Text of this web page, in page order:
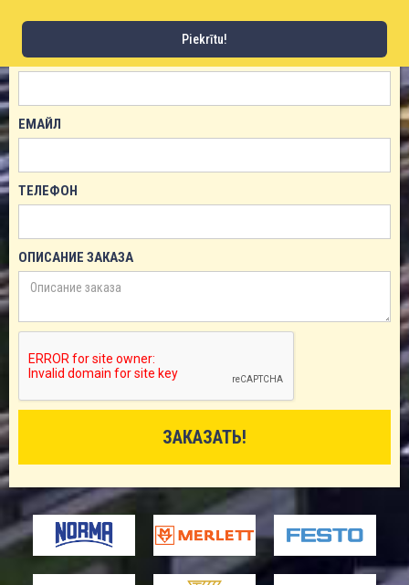
ЗАКАЗАТЬ ТОВАР!
ИМЯ
ЕМАЙЛ
ТЕЛЕФОН
ОПИСАНИЕ ЗАКАЗА
Piekrītu!